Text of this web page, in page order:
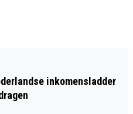
inkomensladder